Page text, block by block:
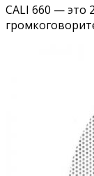
CALI 660 — это